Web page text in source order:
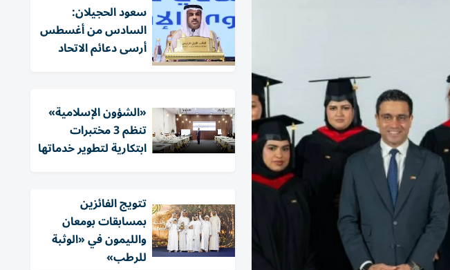
سعود الحجيلان:
السادس من أغسطس
أرسى دعائم الاتحاد
«الشؤون الإسلامية»
تنظم 3 مختبرات
ابتكارية لتطوير خدماتها
تتويج الفائزين
بمسابقات بومعان
والليمون في «الوثبة
للرطب»